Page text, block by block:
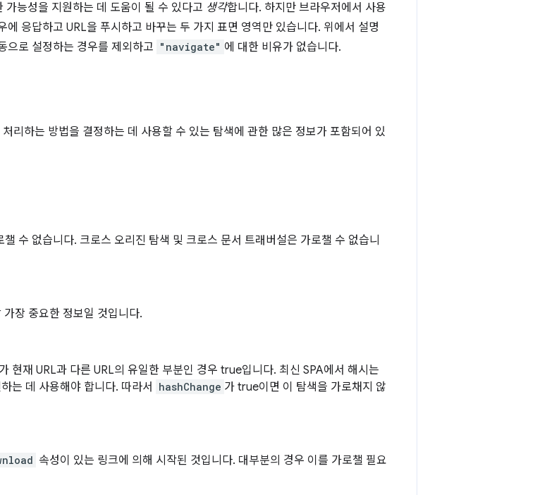
능성을 지원하는 데 도움이 될 수 있다고 생각합니다. 하지만 브라우저에서 사용
에 응답하고 URL을 푸시하고 바꾸는 두 가지 표면 영역만 있습니다. 위에서 설명
으로 설정하는 경우를 제외하고 "navigate" 에 대한 비유가 없습니다.
리하는 방법을 결정하는 데 사용할 수 있는 탐색에 관한 많은 정보가 포함되어 있
수 없습니다. 크로스 오리진 탐색 및 크로스 문서 트래버설은 가로챌 수 없습니
장 중요한 정보일 것입니다.
현재 URL과 다른 URL의 유일한 부분인 경우 true입니다. 최신 SPA에서 해시는
는 데 사용해야 합니다. 따라서
hashChange 가 true이면 이 탐색을 가로채지 않
속성이 있는 링크에 의해 시작된 것입니다. 대부분의 경우 이를 가로챌 필요